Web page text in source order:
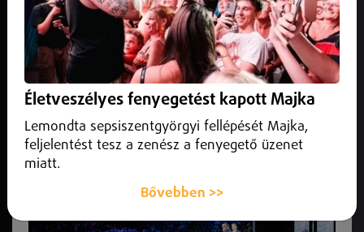
érkezik Szabolcs-Szatmár-Beregbe
2025. december 01. Szabolcs-Szatmár-Bereg vármegye
A következő tíz évben összesen 670 milliárd forint
fejlesztési forrás érkezik Szabolcs-Szatmár-Bereg
vármegyébe – jelentette be a miniszterelnök
Nyíregyházán.
Életveszélyes fenyegetést kapott Majka
Lemondta sepsiszentgyörgyi fellépését Majka,
feljelentést tesz a zenész a fenyegető üzenet
miatt.
Bővebben >>